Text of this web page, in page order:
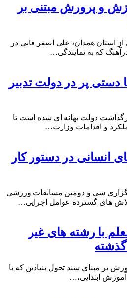
و پرورش مبتنی بر
استان همدان، علی اصغر فانی در
که به نمایندگی…
پر در دولت تدبیر
دولت بهانه ای شده است تا
و اقدامات وزارت…
انسانی در دستور کار
سی و دومین مسابقات ورزشی
های گسترده عوامل اجرایی…
هزار معلم با رشته های غیر
بر مبنای سند تحول بنیادین که با
ابتدایی،…